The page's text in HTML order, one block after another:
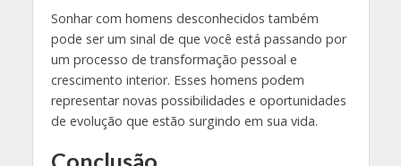
Sonhar com homens desconhecidos também
pode ser um sinal de que você está passando por
um processo de transformação pessoal e
crescimento interior. Esses homens podem
representar novas possibilidades e oportunidades
de evolução que estão surgindo em sua vida.